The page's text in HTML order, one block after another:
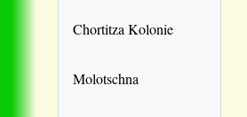
Chortitza Kolonie
Molotschna